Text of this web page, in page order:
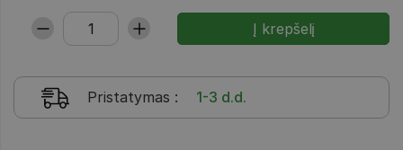
Pristatymas : 1-3 d.d.